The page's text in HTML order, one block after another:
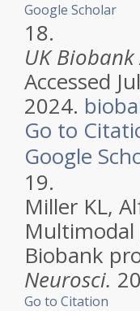
Google Scholar
18.
UK
Accessed
2024.
Go to
Google
19.
Miller KL,
Biobank
Neurosci.
Go to Citation